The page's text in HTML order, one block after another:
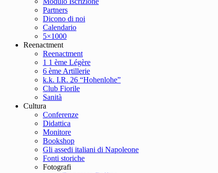
Partners
Dicono di noi
Calendario
5×1000
Reenactment
Reenactment
1 1 ème Légère
6 ème Artillerie
k.k. I.R. 26 “Hohenlohe”
Club Fiorile
Sanità
Cultura
Conferenze
Didattica
Monitore
Bookshop
Gli assedi italiani di Napoleone
Fonti storiche
Fotografi